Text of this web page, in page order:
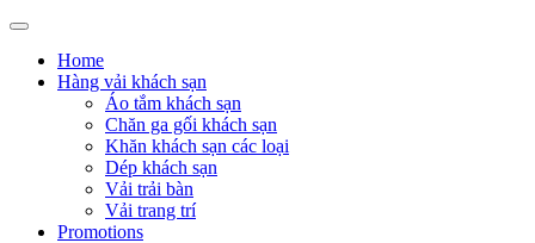
Home
Hàng vải khách sạn
Áo tắm khách sạn
Chăn ga gối khách sạn
Khăn khách sạn các loại
Dép khách sạn
Vải trải bàn
Vải trang trí
Promotions